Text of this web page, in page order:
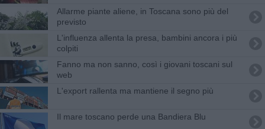
Allarme piante aliene, in Toscana sono più del
previsto
L'influenza allenta la presa, bambini ancora i più
colpiti
Fanno ma non sanno, così i giovani toscani sul
web
L'export rallenta ma mantiene il segno più
Il mare toscano perde una Bandiera Blu